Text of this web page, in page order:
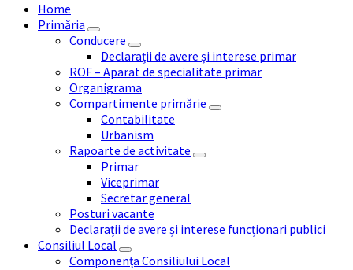
Home
Primăria
Conducere
Declarații de avere și interese primar
ROF – Aparat de specialitate primar
Organigrama
Compartimente primărie
Contabilitate
Urbanism
Rapoarte de activitate
Primar
Viceprimar
Secretar general
Posturi vacante
Declarații de avere și interese funcționari publici
Consiliul Local
Componența Consiliului Local